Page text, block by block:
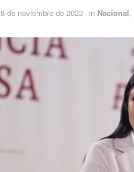
8 de noviembre de 2023 in Nacional,